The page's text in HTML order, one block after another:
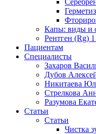
Капы: виды и
Рентген (Rg) 1
Пациентам
Специалисты
Захаров
Дубов
Никитаева
Стрелкова
Разумова
Статьи
Статьи
Чистка